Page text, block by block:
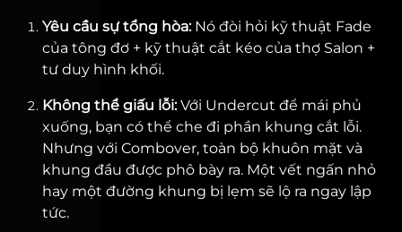
Yêu cầu sự tổng hòa:Nó đòi hỏi kỹ thuật Fade
của tông đơ + kỹ thuật cắt kéo của thợ Salon +
tư duy hình khối.
Không thể giấu lỗi:Với Undercut để mái phủ
xuống, bạn có thể che đi phần khung cắt lỗi.
Nhưng với Combover, toàn bộ khuôn mặt và
khung đầu được phô bày ra. Một vết ngấn nhỏ
hay một đường khung bị lẹm sẽ lộ ra ngay lập
tức.